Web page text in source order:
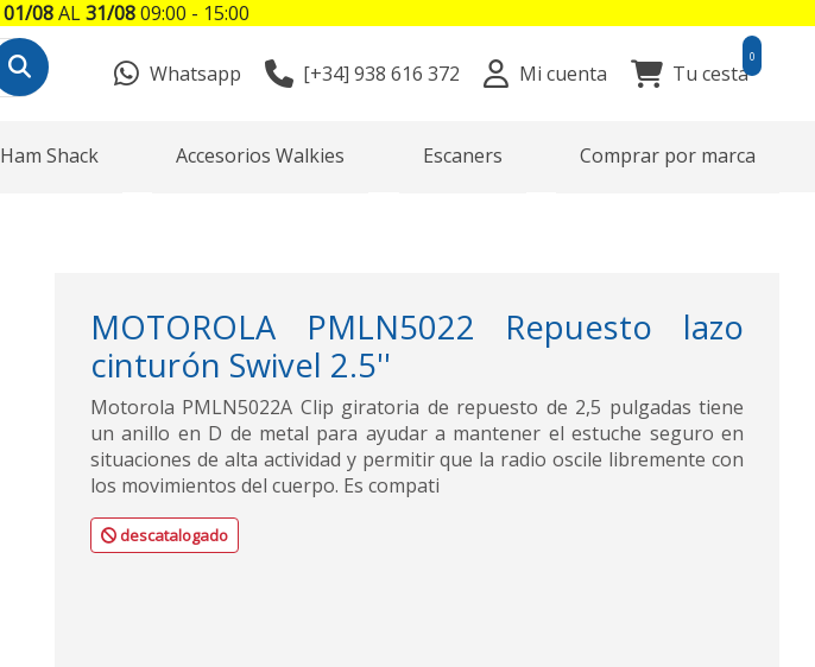
Whatsapp [+34] 938 616 372 Mi cuenta Tu cesta
0
Ham Shack Accesorios Walkies Escaners Comprar por marca
MOTOROLA PMLN5022 Repuesto lazo
cinturón Swivel 2.5''
Motorola PMLN5022A Clip giratoria de repuesto de 2,5 pulgadas tiene
un anillo en D de metal para ayudar a mantener el estuche seguro en
situaciones de alta actividad y permitir que la radio oscile libremente con
los movimientos del cuerpo. Es compati
descatalogado
01/08AL31/0809:00 - 15:00